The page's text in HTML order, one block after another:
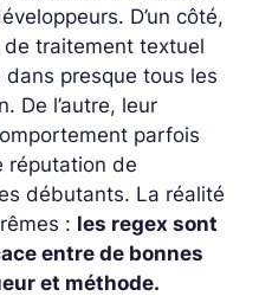
D’un côté,
traitement textuel
presque tous les
De l’autre, leur
parfois
réputation de
débutants. La réalité
: les regex sont
entre de bonnes
et méthode.